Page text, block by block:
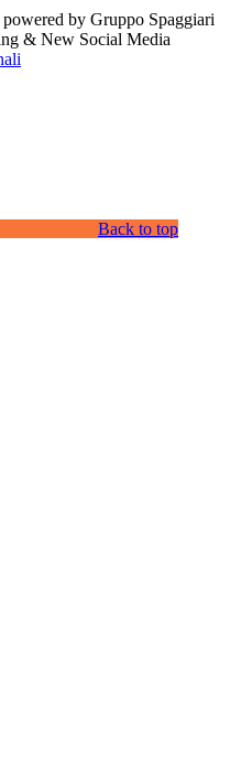
by Gruppo Spaggiari
& New Social Media
Back to top